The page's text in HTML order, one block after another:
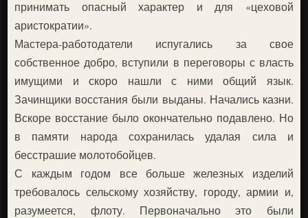
принимать опасный характер и для «цеховой
аристократии».
Мастера-работодатели испугались за свое
собственное добро, вступили в переговоры с власть
имущими и скоро нашли с ними общий язык.
Зачинщики восстания были выданы. Начались казни.
Вскоре восстание было окончательно подавлено. Но
в памяти народа сохранилась удалая сила и
бесстрашие молотобойцев.
С каждым годом все больше железных изделий
требовалось сельскому хозяйству, городу, армии и,
разумеется, флоту. Первоначально это были